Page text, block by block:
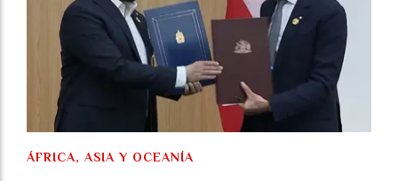
ÁFRICA, ASIA Y OCEANÍA